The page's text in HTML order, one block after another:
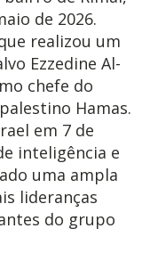
de 2026.
realizou um
Ezzedine Al-
chefe do
Hamas.
em 7 de
inteligência e
uma ampla
lideranças
do grupo